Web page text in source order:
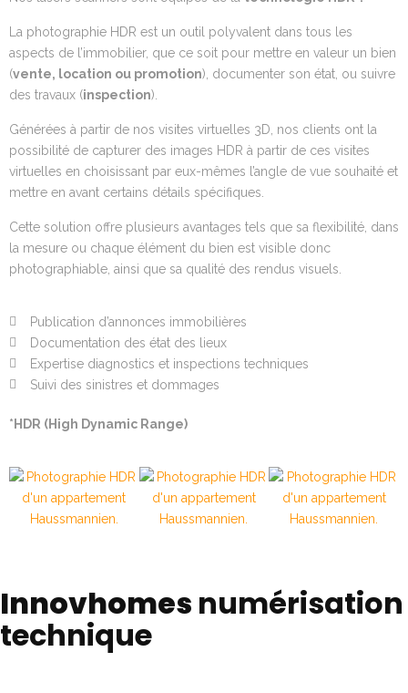
La photographie HDR est un outil polyvalent dans tous les
aspects de l’immobilier, que ce soit pour mettre en valeur un bien
(vente, location ou promotion), documenter son état, ou suivre
des travaux (inspection).
Générées à partir de nos visites virtuelles 3D, nos clients ont la
possibilité de capturer des images HDR à partir de ces visites
virtuelles en choisissant par eux-mêmes l’angle de vue souhaité et
mettre en avant certains détails spécifiques.
Cette solution offre plusieurs avantages tels que sa flexibilité, dans
la mesure ou chaque élément du bien est visible donc
photographiable, ainsi que sa qualité des rendus visuels.
Publication d’annonces immobilières
Documentation des état des lieux
Expertise diagnostics et inspections techniques
Suivi des sinistres et dommages
*HDR (High Dynamic Range)
Innovhomes numérisation
technique